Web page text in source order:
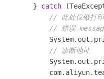
        }
catch
// 此处仅做打印
// 错误
// 诊断地址